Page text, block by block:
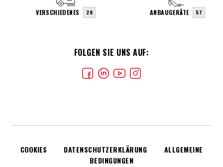
FOLGEN SIE UNS AUF:
VERSCHIEDENES 28 ANBAUGERÄTE 57
COOKIES DATENSCHUTZERKLÄRUNG
ALLGEMEINE
BEDINGUNGEN